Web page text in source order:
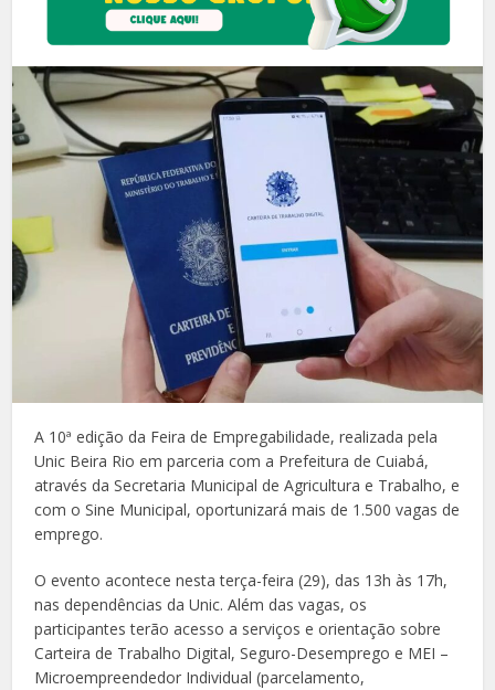
A 10ª edição da Feira de Empregabilidade, realizada pela
Unic Beira Rio em parceria com a Prefeitura de Cuiabá,
através da Secretaria Municipal de Agricultura e Trabalho, e
com o Sine Municipal, oportunizará mais de 1.500 vagas de
emprego.
O evento acontece nesta terça-feira (29), das 13h às 17h,
nas dependências da Unic. Além das vagas, os
participantes terão acesso a serviços e orientação sobre
Carteira de Trabalho Digital, Seguro-Desemprego e MEI –
Microempreendedor Individual (parcelamento,